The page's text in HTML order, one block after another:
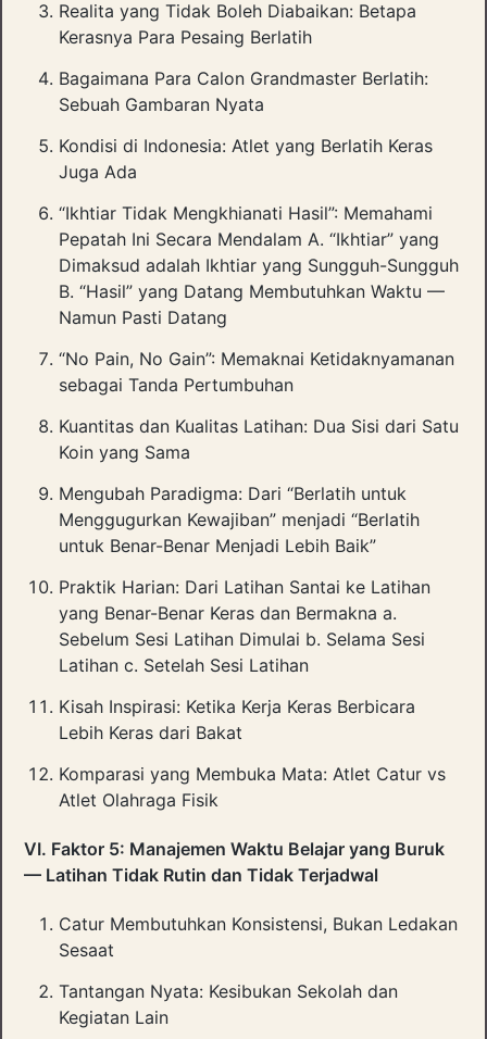
Realita yang Tidak Boleh Diabaikan: Betapa
Kerasnya Para Pesaing Berlatih
Bagaimana Para Calon Grandmaster Berlatih:
Sebuah Gambaran Nyata
Kondisi di Indonesia: Atlet yang Berlatih Keras
Juga Ada
“Ikhtiar Tidak Mengkhianati Hasil”: Memahami
Pepatah Ini Secara Mendalam A. “Ikhtiar” yang
Dimaksud adalah Ikhtiar yang Sungguh-Sungguh
B. “Hasil” yang Datang Membutuhkan Waktu —
Namun Pasti Datang
“No Pain, No Gain”: Memaknai Ketidaknyamanan
sebagai Tanda Pertumbuhan
Kuantitas dan Kualitas Latihan: Dua Sisi dari Satu
Koin yang Sama
Mengubah Paradigma: Dari “Berlatih untuk
Menggugurkan Kewajiban” menjadi “Berlatih
untuk Benar-Benar Menjadi Lebih Baik”
Praktik Harian: Dari Latihan Santai ke Latihan
yang Benar-Benar Keras dan Bermakna a.
Sebelum Sesi Latihan Dimulai b. Selama Sesi
Latihan c. Setelah Sesi Latihan
Kisah Inspirasi: Ketika Kerja Keras Berbicara
Lebih Keras dari Bakat
Komparasi yang Membuka Mata: Atlet Catur vs
Atlet Olahraga Fisik
VI. Faktor 5: Manajemen Waktu Belajar yang Buruk
— Latihan Tidak Rutin dan Tidak Terjadwal
Catur Membutuhkan Konsistensi, Bukan Ledakan
Sesaat
Tantangan Nyata: Kesibukan Sekolah dan
Kegiatan Lain